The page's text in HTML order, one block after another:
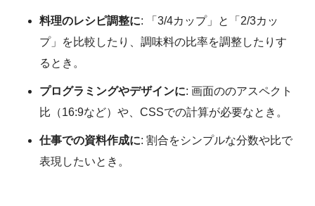
料理のレシピ調整に: 「3/4カップ」と「2/3カッ
プ」を比較したり、調味料の比率を調整したりす
るとき。
プログラミングやデザインに: 画面ののアスペクト
比（16:9など）や、CSSでの計算が必要なとき。
仕事での資料作成に: 割合をシンプルな分数や比で
表現したいとき。